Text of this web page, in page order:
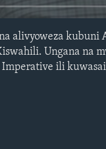
alivyoweza
Ungana na
Imperative ili